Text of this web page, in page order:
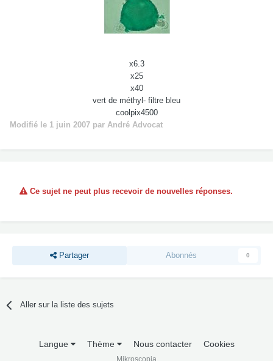
x6.3
x25
x40
vert de méthyl- filtre bleu
coolpix4500
Modifié le 1 juin 2007 par André Advocat
Ce sujet ne peut plus recevoir de nouvelles réponses.
Partager Abonnés 0
Aller sur la liste des sujets
Langue Thème Nous contacter Cookies